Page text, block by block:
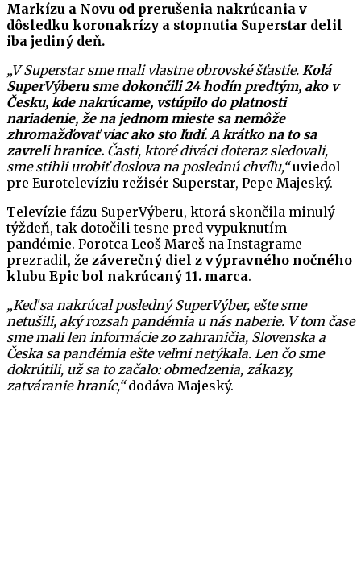
Markízu a Novu od prerušenia nakrúcania v
dôsledku koronakrízy a stopnutia Superstar delil
iba jediný deň.
„V Superstar sme mali vlastne obrovské šťastie. Kolá
SuperVýberu sme dokončili 24 hodín predtým, ako v
Česku, kde nakrúcame, vstúpilo do platnosti
nariadenie, že na jednom mieste sa nemôže
zhromažďovať viac ako sto ľudí. A krátko na to sa
zavreli hranice. Časti, ktoré diváci doteraz sledovali,
sme stihli urobiť doslova na poslednú chvíľu,“uviedol
pre Eurotelevíziu režisér Superstar, Pepe Majeský.
Televízie fázu SuperVýberu, ktorá skončila minulý
týždeň, tak dotočili tesne pred vypuknutím
pandémie. Porotca Leoš Mareš na Instagrame
prezradil, že záverečný diel z výpravného nočného
klubu Epic bol nakrúcaný 11. marca.
„Keď sa nakrúcal posledný SuperVýber, ešte sme
netušili, aký rozsah pandémia u nás naberie. V tom čase
sme mali len informácie zo zahraničia, Slovenska a
Česka sa pandémia ešte veľmi netýkala. Len čo sme
dokrútili, už sa to začalo: obmedzenia, zákazy,
zatváranie hraníc,“dodáva Majeský.